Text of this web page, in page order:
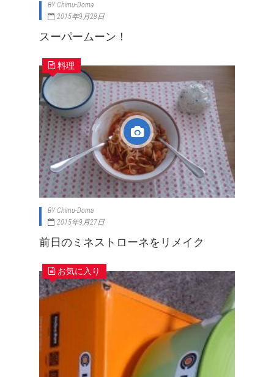
BYChimu-Doma
2015年9月28日
スーパームーン！
料理
BYChimu-Doma
2015年9月27日
前日のミネストローネをリメイク
お気に入り